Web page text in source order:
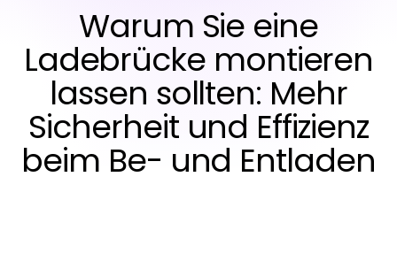
Warum Sie eine
Ladebrücke montieren
lassen sollten: Mehr
Sicherheit und Effizienz
beim Be- und Entladen